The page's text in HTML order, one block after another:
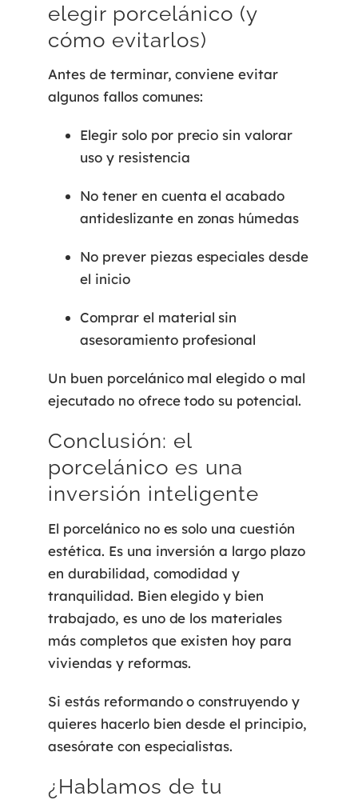
elegir porcelánico (y
cómo evitarlos)
Antes de terminar, conviene evitar
algunos fallos comunes:
Elegir solo por precio sin valorar
uso y resistencia
No tener en cuenta el acabado
antideslizante en zonas húmedas
No prever piezas especiales desde
el inicio
Comprar el material sin
asesoramiento profesional
Un buen porcelánico mal elegido o mal
ejecutado no ofrece todo su potencial.
Conclusión: el
porcelánico es una
inversión inteligente
El porcelánico no es solo una cuestión
estética. Es una inversión a largo plazo
en durabilidad, comodidad y
tranquilidad. Bien elegido y bien
trabajado, es uno de los materiales
más completos que existen hoy para
viviendas y reformas.
Si estás reformando o construyendo y
quieres hacerlo bien desde el principio,
asesórate con especialistas.
¿Hablamos de tu